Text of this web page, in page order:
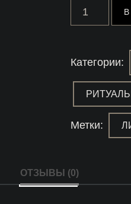
товара
Свеча
Ама
Лилит
Категории:
Метки:
ОТЗЫВЫ (0)